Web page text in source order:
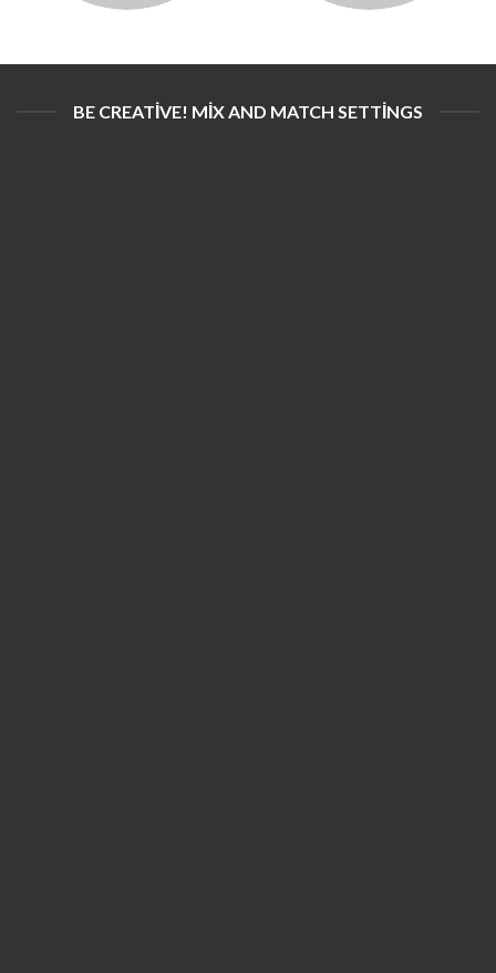
BE CREATIVE! MIX AND MATCH SETTINGS